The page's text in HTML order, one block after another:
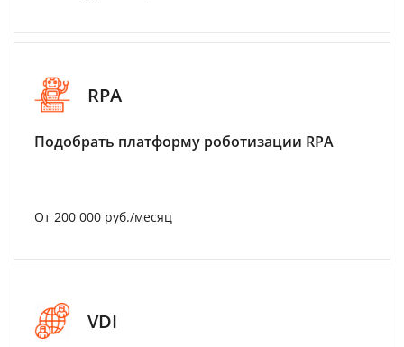
RPA
Подобрать платформу роботизации RPA
От 200 000 руб./месяц
VDI